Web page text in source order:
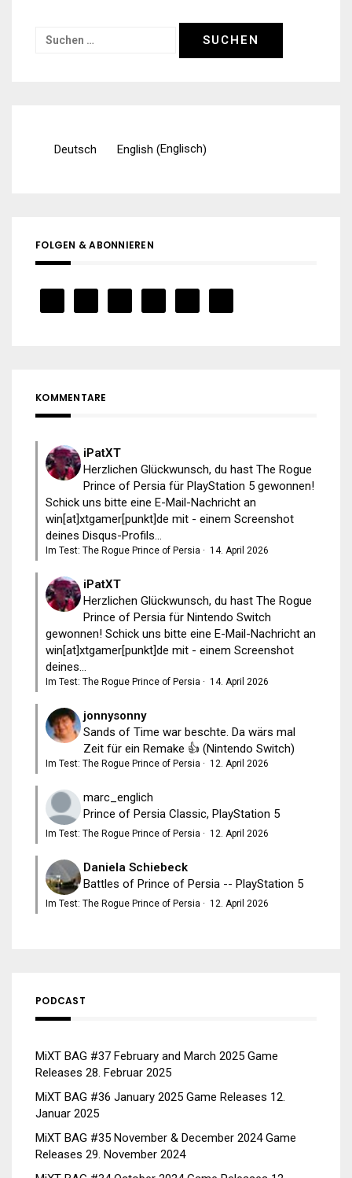
Suchen
Deutsch English (Englisch)
FOLGEN & ABONNIEREN
KOMMENTARE
iPatXT
Herzlichen Glückwunsch, du hast The Rogue
Prince of Persia für PlayStation 5 gewonnen!
Schick uns bitte eine E-Mail-Nachricht an
win[at]xtgamer[punkt]de mit - einem Screenshot
deines Disqus-Profils...
Im Test: The Rogue Prince of Persia · 14. April 2026
iPatXT
Herzlichen Glückwunsch, du hast The Rogue
Prince of Persia für Nintendo Switch
gewonnen! Schick uns bitte eine E-Mail-Nachricht an
win[at]xtgamer[punkt]de mit - einem Screenshot
deines...
Im Test: The Rogue Prince of Persia · 14. April 2026
jonnysonny
Sands of Time war beschte. Da wärs mal
Zeit für ein Remake 👍 (Nintendo Switch)
Im Test: The Rogue Prince of Persia · 12. April 2026
marc_englich
Prince of Persia Classic, PlayStation 5
Im Test: The Rogue Prince of Persia · 12. April 2026
Daniela Schiebeck
Battles of Prince of Persia -- PlayStation 5
Im Test: The Rogue Prince of Persia · 12. April 2026
PODCAST
MiXT BAG #37 February and March 2025 Game
Releases 28. Februar 2025
MiXT BAG #36 January 2025 Game Releases 12.
Januar 2025
MiXT BAG #35 November & December 2024 Game
Releases 29. November 2024